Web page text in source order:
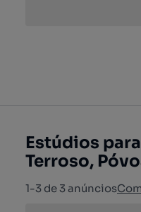
Estúdios
Terroso,
1-3 de 3 anúncios